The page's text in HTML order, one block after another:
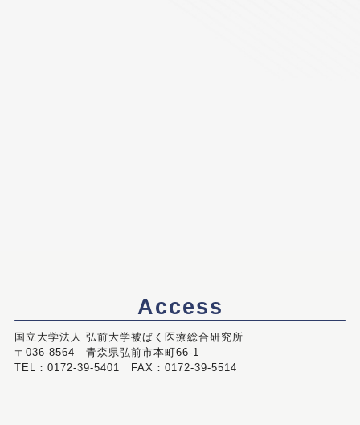
Access
国立大学法人 弘前大学被ばく医療総合研究所
〒036-8564 青森県弘前市本町66-1
TEL：0172-39-5401 FAX：0172-39-5514